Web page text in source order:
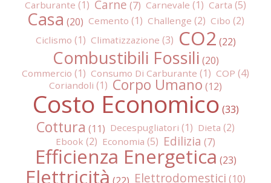
Carburante Carne Carnevale Carta
Casa Cemento Challenge
Cibo
Ciclismo
Climatizzazione CO2
Combustibili Fossili
Commercio Consumo Di Carburante
COP
Coriandoli
Corpo Umano
Costo Economico
Cottura Decespugliatori
Dieta
Ebook
Economia Edilizia
Efficienza Energetica
Elettricità
Elettrodomestici